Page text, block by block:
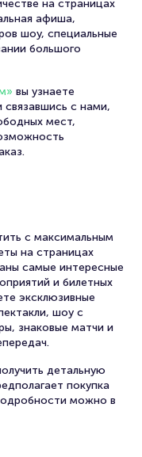
на страницах
афиша,
шоу, специальные
большого
вы узнаете
с нами,
мест,
с максимальным
на страницах
самые интересные
и билетных
эксклюзивные
шоу с
знаковые матчи и
детальную
покупка
можно в